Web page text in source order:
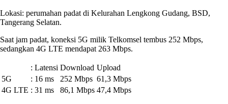
Lokasi: perumahan padat di Kelurahan Lengkong Gudang, BSD,
Tangerang Selatan.
Saat jam padat, koneksi 5G milik Telkomsel tembus 252 Mbps,
sedangkan 4G LTE mendapat 263 Mbps.
: Latensi Download Upload
5G
: 16 ms 252 Mbps 61,3 Mbps
4G LTE : 31 ms 86,1 Mbps 47,4 Mbps